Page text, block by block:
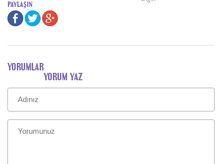
paylaşın
YORUMLAR
YORUM YAZ